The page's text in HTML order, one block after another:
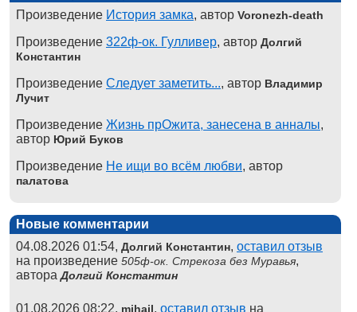
Произведение История замка, автор Voronezh-death
Произведение 322ф-ок. Гулливер, автор Долгий
Константин
Произведение Следует заметить..., автор Владимир
Лучит
Произведение Жизнь прОжита, занесена в анналы,
автор Юрий Буков
Произведение Не ищи во всём любви, автор
палатова
Новые комментарии
04.08.2026 01:54, Долгий Константин, оставил отзыв
на произведение 505ф-ок. Стрекоза без Муравья,
автораДолгий Константин
01.08.2026 08:22, mihail, оставил отзыв на